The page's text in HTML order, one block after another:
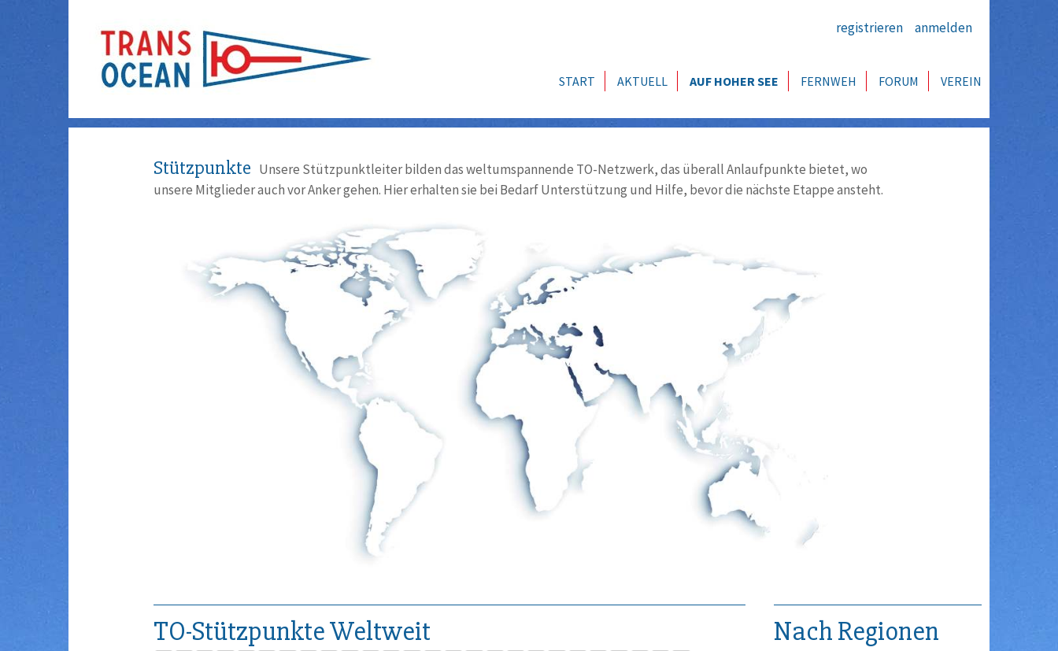
registrieren anmelden
START AKTUELL AUF HOHER SEE FERNWEH FORUM VEREIN
Stützpunkte Unsere Stützpunktleiter bilden das weltumspannende TO-Netzwerk, das überall Anlaufpunkte bietet, wo
unsere Mitglieder auch vor Anker gehen. Hier erhalten sie bei Bedarf Unterstützung und Hilfe, bevor die nächste Etappe ansteht.
TO-Stützpunkte Weltweit Nach Regionen